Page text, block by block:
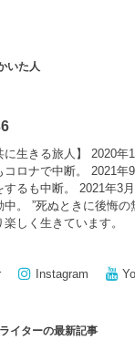
いた人
に生きる旅人】 2020
コロナで中断。 2021年
するも中断。 2021年3
中。 ”死ぬときに後悔の
楽しく生きています。
Instagram
イターの最新記事